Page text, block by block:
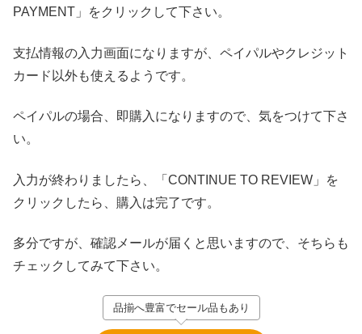
PAYMENT」をクリックして下さい。
支払情報の入力画面になりますが、ペイパルやクレジット
カード以外も使えるようです。
ペイパルの場合、即購入になりますので、気をつけて下さ
い。
入力が終わりましたら、「CONTINUE TO REVIEW」を
クリックしたら、購入は完了です。
多分ですが、確認メールが届くと思いますので、そちらも
チェックしてみて下さい。
品揃へ豊富でセール品もあり